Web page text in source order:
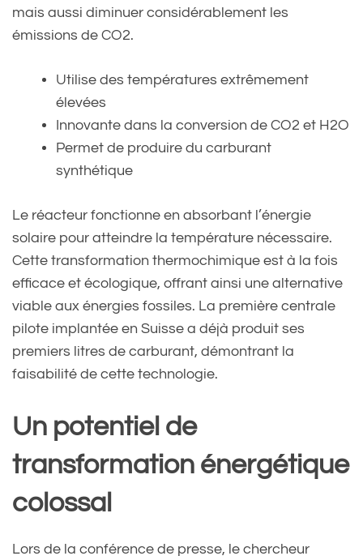
mais aussi diminuer considérablement les
émissions de CO2.
Utilise des températures extrêmement
élevées
Innovante dans la conversion de CO2 et H2O
Permet de produire du carburant
synthétique
Le réacteur fonctionne en absorbant l’énergie
solaire pour atteindre la température nécessaire.
Cette transformation thermochimique est à la fois
efficace et écologique, offrant ainsi une alternative
viable aux énergies fossiles. La première centrale
pilote implantée en Suisse a déjà produit ses
premiers litres de carburant, démontrant la
faisabilité de cette technologie.
Un potentiel de
transformation énergétique
colossal
Lors de la conférence de presse, le chercheur